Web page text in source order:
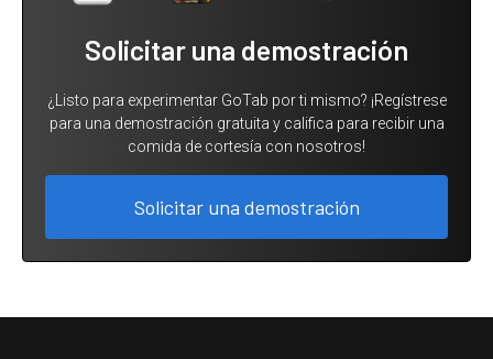
Solicitar una demostración
¿Listo para experimentar GoTab por ti mismo? ¡Regístrese
para una demostración gratuita y califica para recibir una
comida de cortesía con nosotros!
Solicitar una demostración